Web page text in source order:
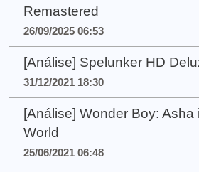
Remastered
26/09/2025 06:53
[Análise] Spelunker HD
31/12/2021 18:30
[Análise] Wonder Boy: Asha
World
25/06/2021 06:48